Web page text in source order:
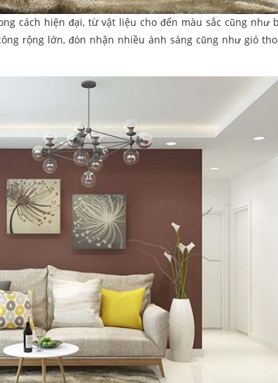
cách hiện đại, từ vật liệu cho đến màu sắc cũng như
rộng lớn, đón nhận nhiều ánh sáng cũng như gió